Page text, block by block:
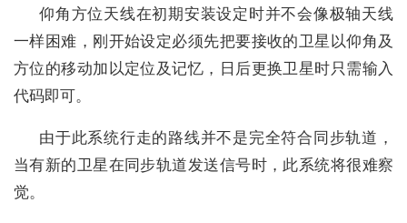
仰角方位天线在初期安装设定时并不会像极轴天线
一样困难，刚开始设定必须先把要接收的卫星以仰角及
方位的移动加以定位及记忆，日后更换卫星时只需输入
代码即可。
由于此系统行走的路线并不是完全符合同步轨道，
当有新的卫星在同步轨道发送信号时，此系统将很难察
觉。